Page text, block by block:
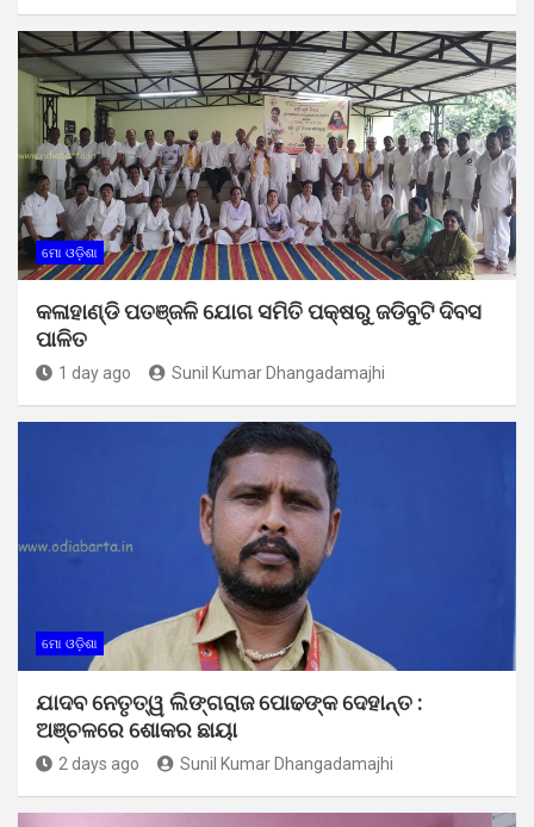
ମୋ ଓଡ଼ିଶା
କଳାହାଣ୍ଡି ପତଞ୍ଜଳି ଯୋଗ ସମିତି ପକ୍ଷରୁ ଜଡିବୁଟି ଦିବସ
ପାଳିତ
1 day ago Sunil Kumar Dhangadamajhi
ମୋ ଓଡ଼ିଶା
ଯାଦବ ନେତୃତ୍ୱ ଲିଙ୍ଗରାଜ ପୋଢଙ୍କ ଦେହାନ୍ତ :
ଅଞ୍ଚଳରେ ଶୋକର ଛାୟା
2 days ago Sunil Kumar Dhangadamajhi